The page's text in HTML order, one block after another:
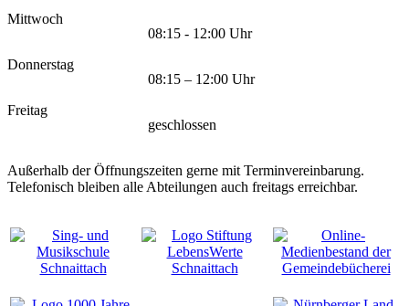
Mittwoch
08:15 - 12:00 Uhr
Donnerstag
08:15 – 12:00 Uhr
Freitag
geschlossen
Außerhalb der Öffnungszeiten gerne mit Terminvereinbarung.
Telefonisch bleiben alle Abteilungen auch freitags erreichbar.